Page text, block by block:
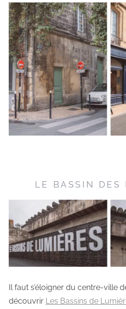
LE BASSIN DES
Il faut s’éloigner du centre-ville
découvrir Les Bassins de